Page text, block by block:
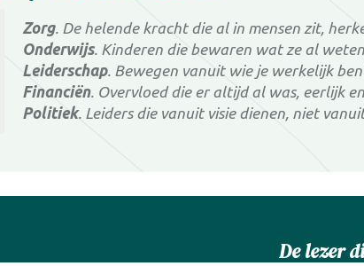
Zorg. De helende kracht die al in mensen zit,
Onderwijs. Kinderen die bewaren wat ze al
Leiderschap. Bewegen vanuit wie je werkelijk
Financiën. Overvloed die er altijd al was, eerlijk
Politiek. Leiders die vanuit visie dienen, niet
De lezer